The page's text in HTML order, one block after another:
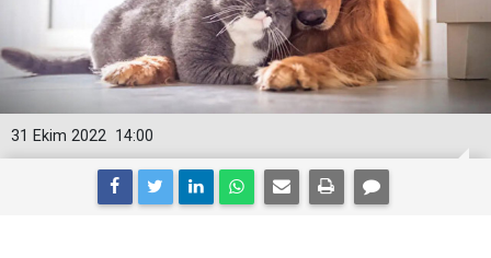
14:00
31 Ekim 2022